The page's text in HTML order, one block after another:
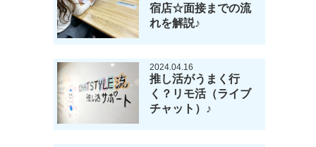
宿店☆面接までの流
れを解説♪
2024.04.16
推し活がうまく行
く？リモ活（ライブ
チャット）♪